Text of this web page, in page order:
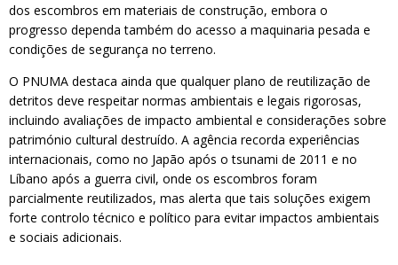
dos escombros em materiais de construção, embora o
progresso dependa também do acesso a maquinaria pesada e
condições de segurança no terreno.
O PNUMA destaca ainda que qualquer plano de reutilização de
detritos deve respeitar normas ambientais e legais rigorosas,
incluindo avaliações de impacto ambiental e considerações sobre
património cultural destruído. A agência recorda experiências
internacionais, como no Japão após o tsunami de 2011 e no
Líbano após a guerra civil, onde os escombros foram
parcialmente reutilizados, mas alerta que tais soluções exigem
forte controlo técnico e político para evitar impactos ambientais
e sociais adicionais.